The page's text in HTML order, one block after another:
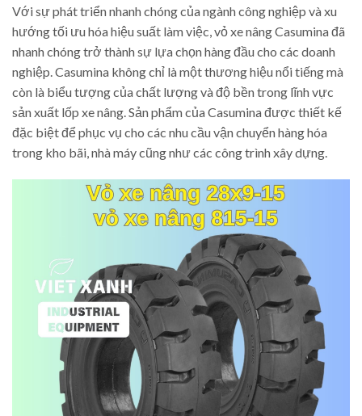
Với sự phát triển nhanh chóng của ngành công nghiệp và xu
hướng tối ưu hóa hiệu suất làm việc, vỏ xe nâng Casumina đã
nhanh chóng trở thành sự lựa chọn hàng đầu cho các doanh
nghiệp. Casumina không chỉ là một thương hiệu nổi tiếng mà
còn là biểu tượng của chất lượng và độ bền trong lĩnh vực
sản xuất lốp xe nâng. Sản phẩm của Casumina được thiết kế
đặc biệt để phục vụ cho các nhu cầu vận chuyển hàng hóa
trong kho bãi, nhà máy cũng như các công trình xây dựng.